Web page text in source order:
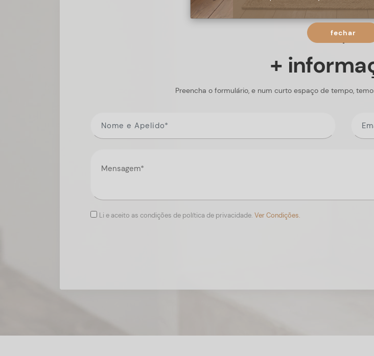
+
Preencha o formulário, e num curto espaço de tempo,
Li e aceito as condições de política de privacidade. Ver Condições.
fechar